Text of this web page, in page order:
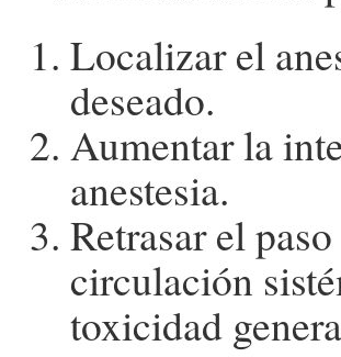
Localizar el
deseado.
Aumentar la
anestesia.
Retrasar el
circulación
toxicidad